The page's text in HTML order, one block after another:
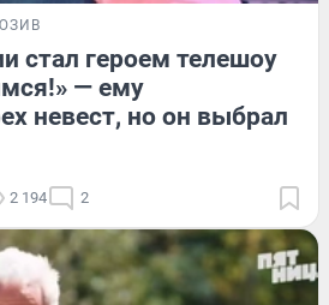
стал героем телешоу
— ему
невест, но он выбрал
2 194 2